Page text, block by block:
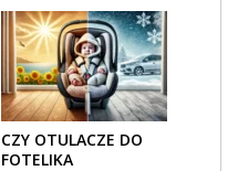
CZY OTULACZE DO
FOTELIKA